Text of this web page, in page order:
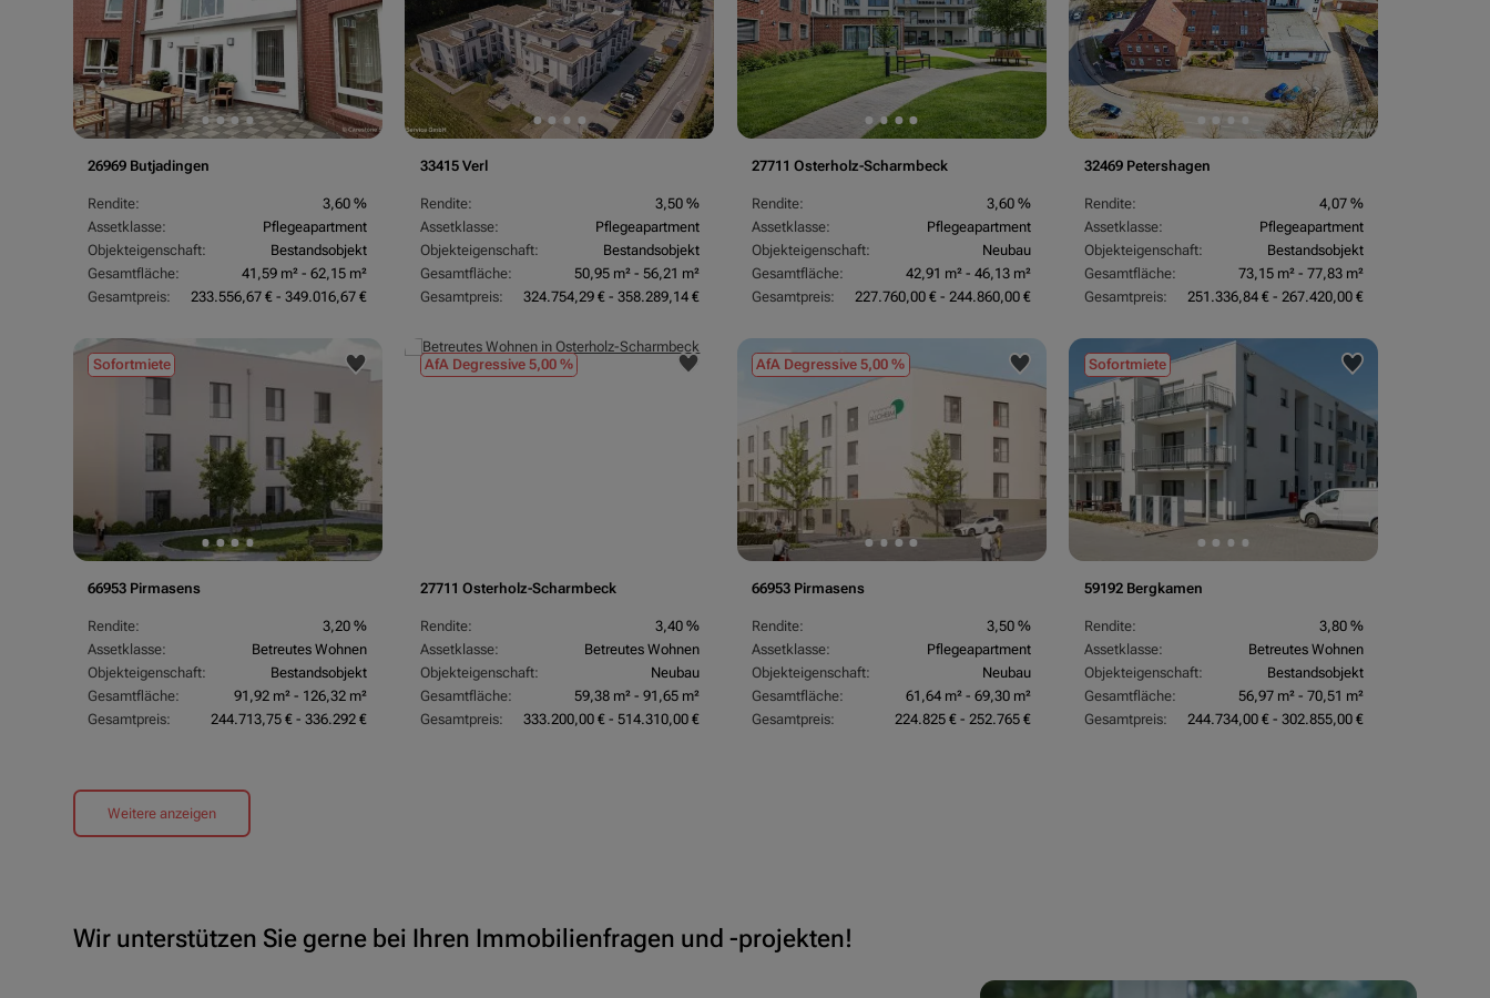
26969 Butjadingen
Rendite:
3,60 %
Assetklasse:
Pflegeapartment
Objekteigenschaft:
Bestandsobjekt
Gesamtfläche:
41,59 m² - 62,15 m²
Gesamtpreis:
233.556,67 € - 349.016,67 €
33415 Verl
Rendite:
3,50 %
Assetklasse:
Pflegeapartment
Objekteigenschaft:
Bestandsobjekt
Gesamtfläche:
50,95 m² - 56,21 m²
Gesamtpreis:
324.754,29 € - 358.289,14 €
27711 Osterholz-Scharmbeck
Rendite:
3,60 %
Assetklasse:
Pflegeapartment
Objekteigenschaft:
Neubau
Gesamtfläche:
42,91 m² - 46,13 m²
Gesamtpreis:
227.760,00 € - 244.860,00 €
32469 Petershagen
Rendite:
4,07 %
Assetklasse:
Pflegeapartment
Objekteigenschaft:
Bestandsobjekt
Gesamtfläche:
73,15 m² - 77,83 m²
Gesamtpreis:
251.336,84 € - 267.420,00 €
Sofortmiete
66953 Pirmasens
Rendite:
3,20 %
Assetklasse:
Betreutes Wohnen
Objekteigenschaft:
Bestandsobjekt
Gesamtfläche:
91,92 m² - 126,32 m²
Gesamtpreis:
244.713,75 € - 336.292 €
AfA Degressive 5,00 %
27711 Osterholz-Scharmbeck
Rendite:
3,40 %
Assetklasse:
Betreutes Wohnen
Objekteigenschaft:
Neubau
Gesamtfläche:
59,38 m² - 91,65 m²
Gesamtpreis:
333.200,00 € - 514.310,00 €
AfA Degressive 5,00 %
66953 Pirmasens
Rendite:
3,50 %
Assetklasse:
Pflegeapartment
Objekteigenschaft:
Neubau
Gesamtfläche:
61,64 m² - 69,30 m²
Gesamtpreis:
224.825 € - 252.765 €
Sofortmiete
59192 Bergkamen
Rendite:
3,80 %
Assetklasse:
Betreutes Wohnen
Objekteigenschaft:
Bestandsobjekt
Gesamtfläche:
56,97 m² - 70,51 m²
Gesamtpreis:
244.734,00 € - 302.855,00 €
Weitere anzeigen
Wir unterstützen Sie gerne bei Ihren Immobilienfragen und -projekten!